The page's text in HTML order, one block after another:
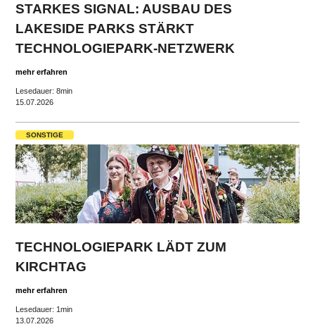
STARKES SIGNAL: AUSBAU DES
LAKESIDE PARKS STÄRKT
TECHNOLOGIEPARK-NETZWERK
mehr erfahren
Lesedauer: 8min
15.07.2026
SONSTIGE
TECHNOLOGIEPARK LÄDT ZUM
KIRCHTAG
mehr erfahren
Lesedauer: 1min
13.07.2026